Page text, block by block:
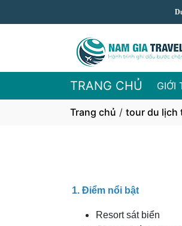
Du Lịch
TRANG CHỦ GIỚI
Trang chủ / tour du lịch
1. Điểm nổi bật
Resort sát biển